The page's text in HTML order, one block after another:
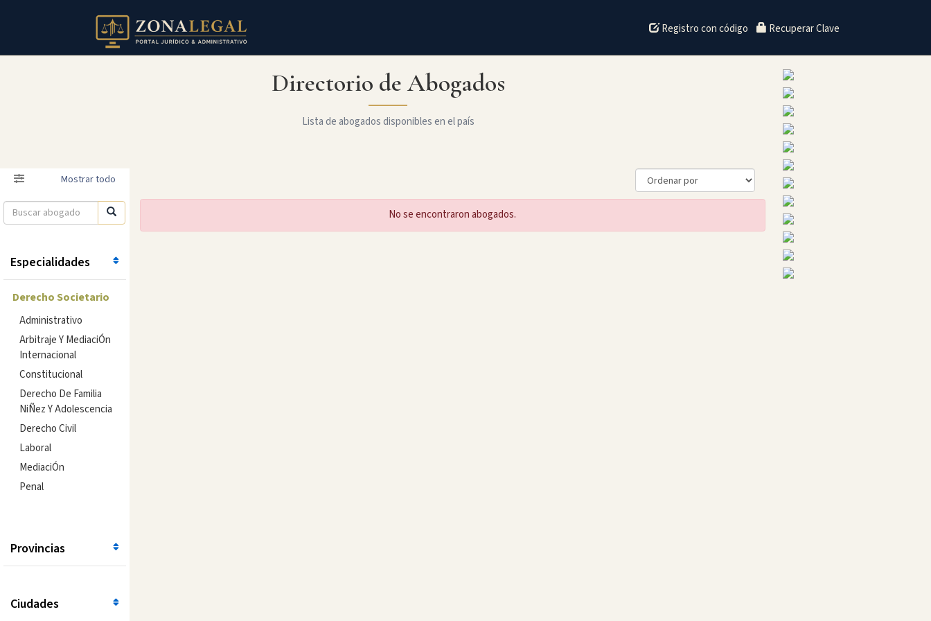
Registro con código Recuperar Clave
Directorio de Abogados
Lista de abogados disponibles en el país
Filtro Mostrar todo
Especialidades
Derecho Societario
Administrativo
Arbitraje Y MediaciÓn
Internacional
Constitucional
Derecho De Familia
NiÑez Y Adolescencia
Derecho Civil
Laboral
MediaciÓn
Penal
Provincias
Ciudades
No se encontraron abogados.